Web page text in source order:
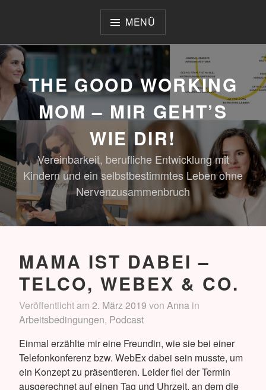
MENÜ
THE GOOD WORKING
MOM – MIR GEHT’S
WIE DIR!
Vereinbarkeit, berufliche Entwicklung mit
Kindern und ein selbstbestimmtes Leben ohne
Nervenzusammenbruch
MAMA IST DABEI –
TELCO, WEBEX & CO.
Veröffentlicht am 2. März 2019 von Anna in
Arbeitsbedingungen, Podcast
Einmal erzählte mir eine Freundin, wie sie bei einer
Telefonkonferenz bzw. WebEx dabei sein musste, um
ein Konzept zu präsentieren. Leider fiel der Termin
ausgerechnet auf einen Tag und Uhrzeit, an dem die